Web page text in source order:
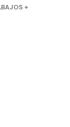
+